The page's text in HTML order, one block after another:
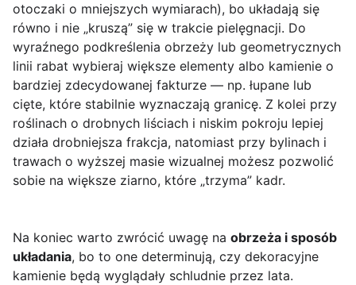
otoczaki o mniejszych wymiarach), bo układają się
równo i nie „kruszą” się w trakcie pielęgnacji. Do
wyraźnego podkreślenia obrzeży lub geometrycznych
linii rabat wybieraj większe elementy albo kamienie o
bardziej zdecydowanej fakturze — np. łupane lub
cięte, które stabilnie wyznaczają granicę. Z kolei przy
roślinach o drobnych liściach i niskim pokroju lepiej
działa drobniejsza frakcja, natomiast przy bylinach i
trawach o wyższej masie wizualnej możesz pozwolić
sobie na większe ziarno, które „trzyma” kadr.
Na koniec warto zwrócić uwagę na obrzeża i sposób
układania, bo to one determinują, czy dekoracyjne
kamienie będą wyglądały schludnie przez lata.